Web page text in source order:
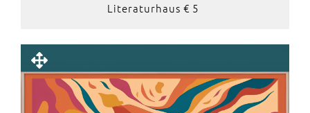
Literaturhaus € 5